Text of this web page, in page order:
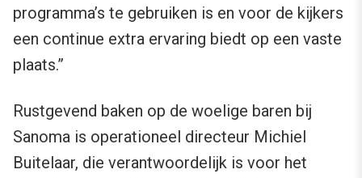
programma’s te gebruiken is en voor de kijkers
een continue extra ervaring biedt op een vaste
plaats.”
Rustgevend baken op de woelige baren bij
Sanoma is operationeel directeur Michiel
Buitelaar, die verantwoordelijk is voor het